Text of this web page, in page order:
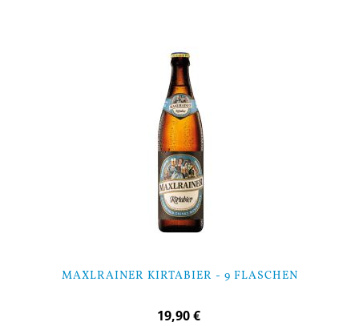
MAXLRAINER KIRTABIER - 9 FLASCHEN
19,90 €